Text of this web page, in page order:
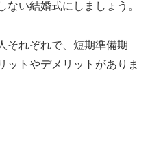
い結婚式にしましょう。
それぞれで、短期準備期
ットやデメリットがありま